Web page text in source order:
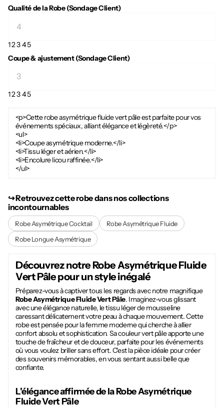
Qualité de la Robe (Sondage Client)
12345
Coupe & ajustement (Sondage Client)
12345
<p>Cette robe asymétrique fluide vert pâle est parfaite pour vos
événements spéciaux, alliant élégance et légèreté.</p>
<ul>
<li>Coupe asymétrique moderne.</li>
<li>Tissu léger et aérien.</li>
<li>Encolure licou raffinée.</li>
</ul>
↪︎ Retrouvez cette robe dans nos collections
incontournables
Robe Asymétrique Cocktail
Robe Asymétrique Fluide
Robe Longue Asymétrique
Découvrez notre Robe Asymétrique Fluide
Vert Pâlepour un style inégalé
Préparez-vous à captiver tous les regards avec notre magnifique
Robe Asymétrique Fluide Vert Pâle. Imaginez-vous glissant
avec une élégance naturelle, le tissu léger de mousseline
caressant délicatement votre peau à chaque mouvement. Cette
robe est pensée pour la femme moderne qui cherche à allier
confort absolu et sophistication. Sa couleur vert pâle apporte une
touche de fraîcheur et de douceur, parfaite pour les événements
où vous voulez briller sans effort. C'est la pièce idéale pour créer
des souvenirs mémorables, en vous sentant aussi belle que
confiante.
L'élégance affirmée de laRobe Asymétrique
Fluide Vert Pâle